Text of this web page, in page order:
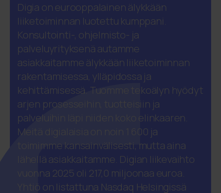
Digia on eurooppalainen älykkään
liiketoiminnan luotettu kumppani.
Konsultointi-, ohjelmisto- ja
palveluyrityksenä autamme
asiakkaitamme älykkään liiketoiminnan
rakentamisessa, ylläpidossa ja
kehittämisessä. Tuomme tekoälyn hyödyt
arjen prosesseihin, tuotteisiin ja
palveluihin läpi niiden koko elinkaaren.
Meitä digialaisia on noin 1 600 ja
toimimme kansainvälisesti, mutta aina
lähellä asiakkaitamme. Digian liikevaihto
vuonna 2025 oli 217,0 miljoonaa euroa.
Yhtiö on listattuna Nasdaq Helsingissä